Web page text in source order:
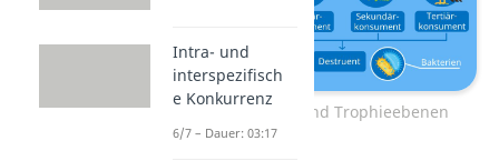
Nahrungskette und Trophieebenen
Intra- und
interspezifisch
e Konkurrenz
6/7 – Dauer: 03:17